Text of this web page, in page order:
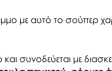
με αυτό το σούπερ
συνοδεύεται με